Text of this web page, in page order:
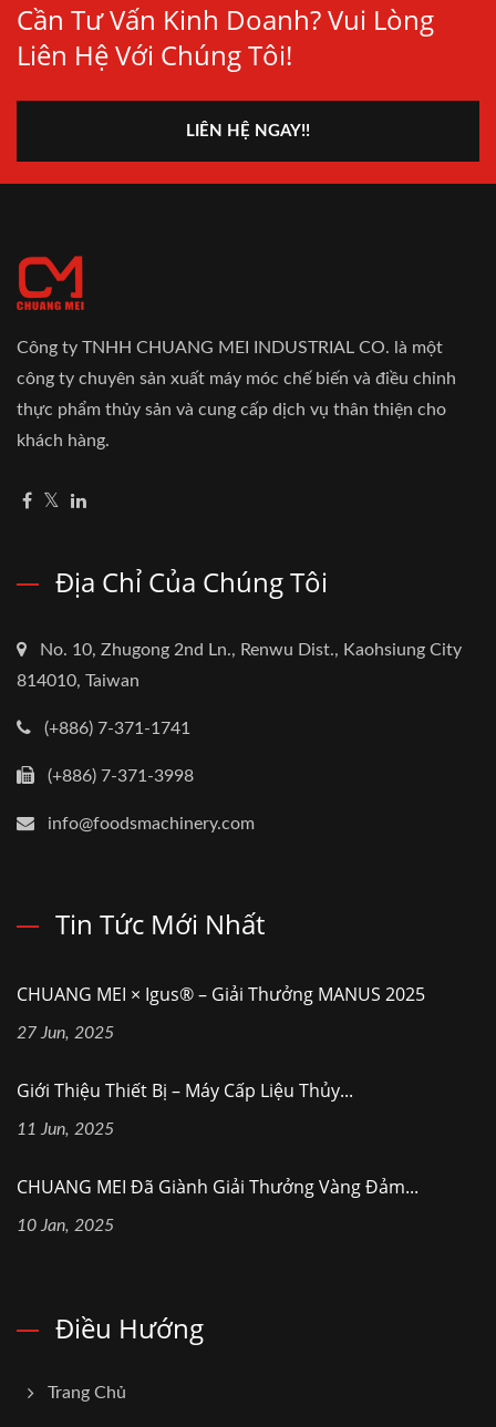
Cần Tư Vấn Kinh Doanh? Vui Lòng
Liên Hệ Với Chúng Tôi!
LIÊN HỆ NGAY!!
Công ty TNHH CHUANG MEI INDUSTRIAL CO. là một
công ty chuyên sản xuất máy móc chế biến và điều chỉnh
thực phẩm thủy sản và cung cấp dịch vụ thân thiện cho
khách hàng.
Địa Chỉ Của Chúng Tôi
No. 10, Zhugong 2nd Ln., Renwu Dist., Kaohsiung City
814010, Taiwan
(+886) 7-371-1741
(+886) 7-371-3998
info@foodsmachinery.com
Tin Tức Mới Nhất
CHUANG MEI × Igus® – Giải Thưởng MANUS 2025
27 Jun, 2025
Giới Thiệu Thiết Bị – Máy Cấp Liệu Thủy...
11 Jun, 2025
CHUANG MEI Đã Giành Giải Thưởng Vàng Đảm...
10 Jan, 2025
Điều Hướng
Trang Chủ